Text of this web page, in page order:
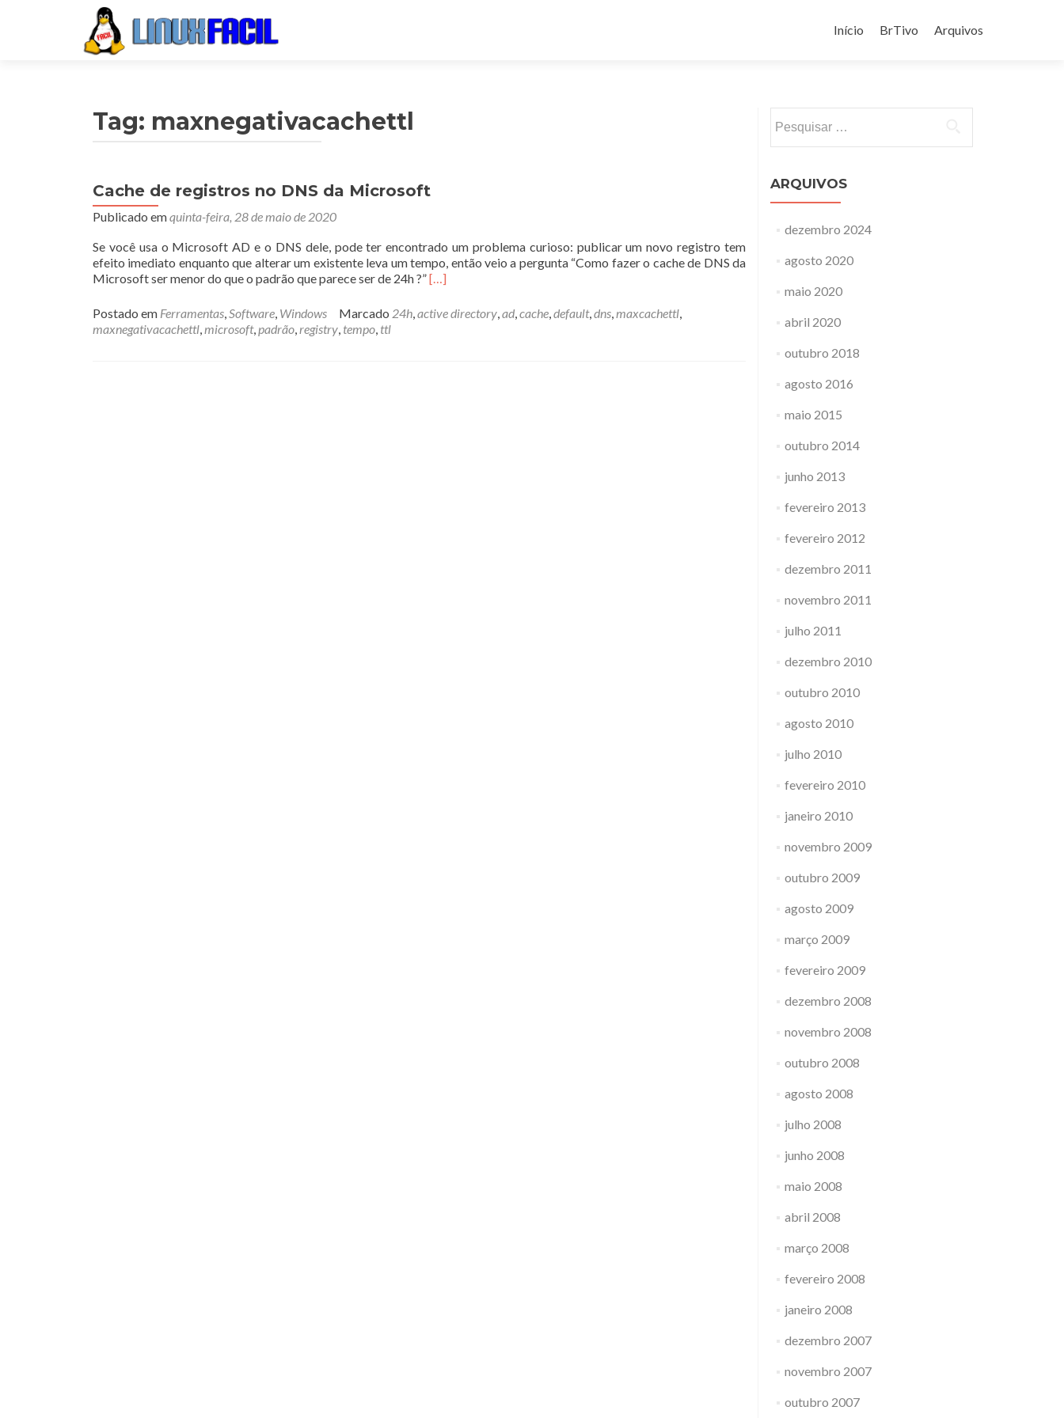
para
Início BrTivo Arquivos
Tag: maxnegativacachettl
Cache de registros no DNS da Microsoft
Publicado emquinta-feira, 28 de maio de 2020
Se você usa o Microsoft AD e o DNS dele, pode ter encontrado um problema curioso: publicar um novo registro tem
efeito imediato enquanto que alterar um existente leva um tempo, então veio a pergunta “Como fazer o cache de DNS da
Microsoft ser menor do que o padrão que parece ser de 24h ?”Leia
sobreCache
[…]
Postado em Ferramentas,Software, Windows Marcado 24h,active directory,ad,cache,default,dns,maxcachettl,
maxnegativacachettl,microsoft,padrão,registry, tempo, ttl
por:
ARQUIVOS
dezembro 2024
agosto 2020
maio 2020
abril 2020
outubro 2018
agosto 2016
maio 2015
outubro 2014
junho 2013
fevereiro 2013
fevereiro 2012
dezembro 2011
novembro 2011
julho 2011
dezembro 2010
outubro 2010
agosto 2010
julho 2010
fevereiro 2010
janeiro 2010
novembro 2009
outubro 2009
agosto 2009
março 2009
fevereiro 2009
dezembro 2008
novembro 2008
outubro 2008
agosto 2008
julho 2008
junho 2008
maio 2008
abril 2008
março 2008
fevereiro 2008
janeiro 2008
dezembro 2007
novembro 2007
outubro 2007